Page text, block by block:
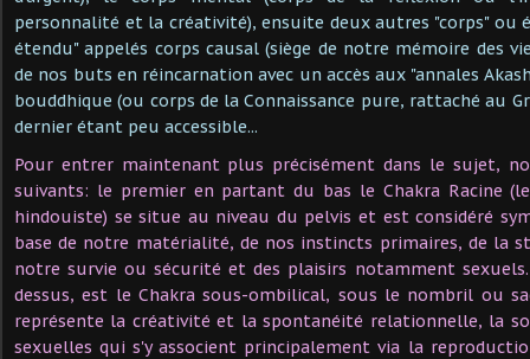
personnalité et la créativité), ensuite deux autres "corps" ou
étendu" appelés corps causal (siège de notre mémoire des
de nos buts en réincarnation avec un accès aux "annales
bouddhique (ou corps de la Connaissance pure, rattaché au
dernier étant peu accessible...
Pour entrer maintenant plus précisément dans le sujet,
suivants: le premier en partant du bas le Chakra Racine
hindouiste) se situe au niveau du pelvis et est considéré
base de notre matérialité, de nos instincts primaires, de la
notre survie ou sécurité et des plaisirs notamment
dessus, est le Chakra sous-ombilical, sous le nombril ou
représente la créativité et la spontanéité relationnelle, la
sexuelles qui s'y associent principalement via la